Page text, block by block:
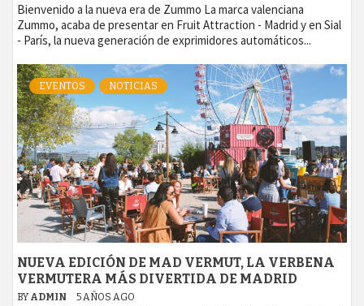
Bienvenido a la nueva era de Zummo La marca valenciana
Zummo, acaba de presentar en Fruit Attraction - Madrid y en Sial
- París, la nueva generación de exprimidores automáticos...
EVENTOS NOTICIAS
NUEVA EDICIÓN DE MAD VERMUT, LA VERBENA
VERMUTERA MÁS DIVERTIDA DE MADRID
BY ADMIN 5 AÑOS AGO